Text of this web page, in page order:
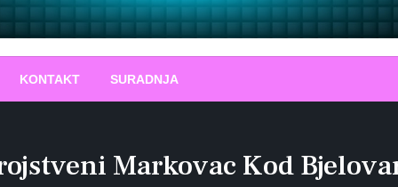
KONTAKT SURADNJA
Markovac Kod